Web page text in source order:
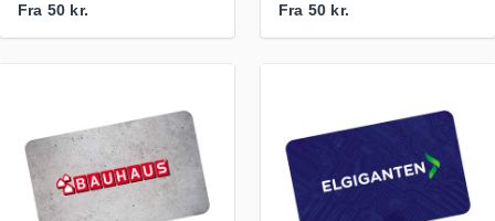
Fra 50 kr. Fra 50 kr.